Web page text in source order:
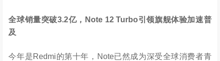
全球销量突破3.2亿， Note 12 Turbo引领旗舰体验加速普
及
今年是Redmi的第十年，Note已然成为深受全球消费者青